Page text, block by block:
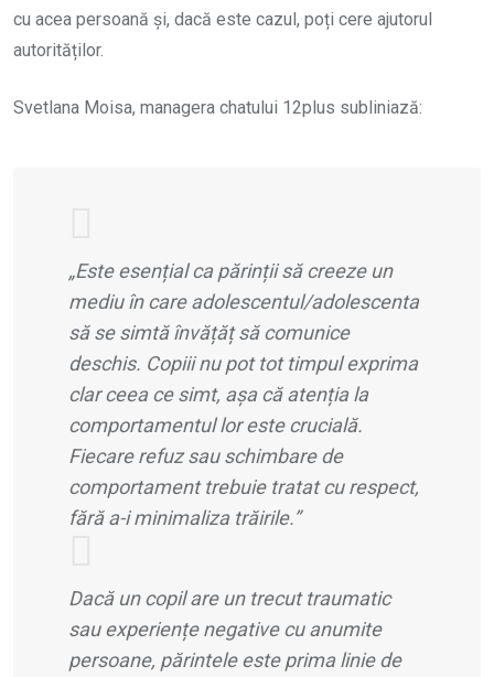
cu acea persoană și, dacă este cazul, poți cere ajutorul
autorităților.
Svetlana Moisa, managera chatului 12plus subliniază:
„Este esențial ca părinții să creeze un
mediu în care adolescentul/adolescenta
să se simtă învățăț să comunice
deschis. Copiii nu pot tot timpul exprima
clar ceea ce simt, așa că atenția la
comportamentul lor este crucială.
Fiecare refuz sau schimbare de
comportament trebuie tratat cu respect,
fără a-i minimaliza trăirile.”
Dacă un copil are un trecut traumatic
sau experiențe negative cu anumite
persoane, părintele este prima linie de